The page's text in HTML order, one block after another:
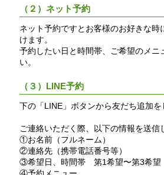
（２）ネット予約
ネット予約ですとお客様のお好きな時
けます。
予約したい日と時間帯、ご希望のメニ
い。
（３）LINE予約
下の「LINE」ボタンから友だち追加を
ご連絡いただく際、以下の情報を送信
①お名前（フルネーム）
②連絡先（携帯電話番号等）
③希望日、時間帯 第1希望〜第3希望